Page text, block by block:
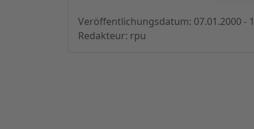
Veröffentlichungsdatum: 07.01.2000 -
Redakteur: rpu